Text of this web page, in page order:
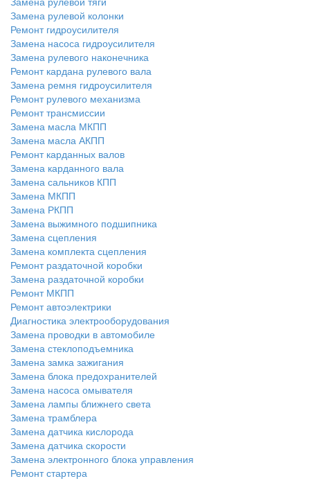
Замена рулевой колонки
Ремонт гидроусилителя
Замена насоса гидроусилителя
Замена рулевого наконечника
Ремонт кардана рулевого вала
Замена ремня гидроусилителя
Ремонт рулевого механизма
Ремонт трансмиссии
Замена масла МКПП
Замена масла АКПП
Ремонт карданных валов
Замена карданного вала
Замена сальников КПП
Замена МКПП
Замена РКПП
Замена выжимного подшипника
Замена сцепления
Замена комплекта сцепления
Ремонт раздаточной коробки
Замена раздаточной коробки
Ремонт МКПП
Ремонт автоэлектрики
Диагностика электрооборудования
Замена проводки в автомобиле
Замена стеклоподъемника
Замена замка зажигания
Замена блока предохранителей
Замена насоса омывателя
Замена лампы ближнего света
Замена трамблера
Замена датчика кислорода
Замена датчика скорости
Замена электронного блока управления
Ремонт стартера